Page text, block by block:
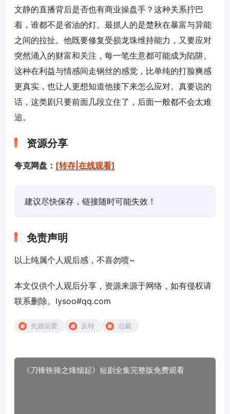
文静的直播背后是否也有商业操盘手？这种关系拧巴
着，谁都不是省油的灯。最抓人的是楚秋在暴富与异能
之间的拉扯。他既要修复受损龙珠维持能力，又要应对
突然涌入的财富和关注，每一笔生意都可能成为陷阱。
这种在利益与情感间走钢丝的感觉，比单纯的打脸爽感
更真实，也让人更想知道他接下来怎么应对。真要说的
话，这类剧只要前面几段立住了，后面一般都不会太难
追。
资源分享
夸克网盘： [转存|在线观看]
建议尽快保存，链接随时可能失效！
免责声明
以上纯属个人观后感，不喜勿喷~
本文仅供个人观后分享，资源来源于网络，如有侵权请
联系删除。lysoo#qq.com
先婚后爱 反转 总裁
《刀锋铁骑之烽烟起》短剧全集完整版免费观看